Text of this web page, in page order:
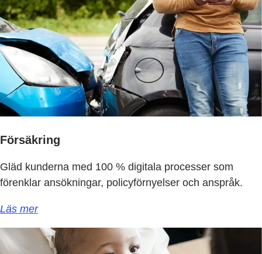
Försäkring
Gläd kunderna med 100 % digitala processer som
förenklar ansökningar, policyförnyelser och anspråk.
Läs mer